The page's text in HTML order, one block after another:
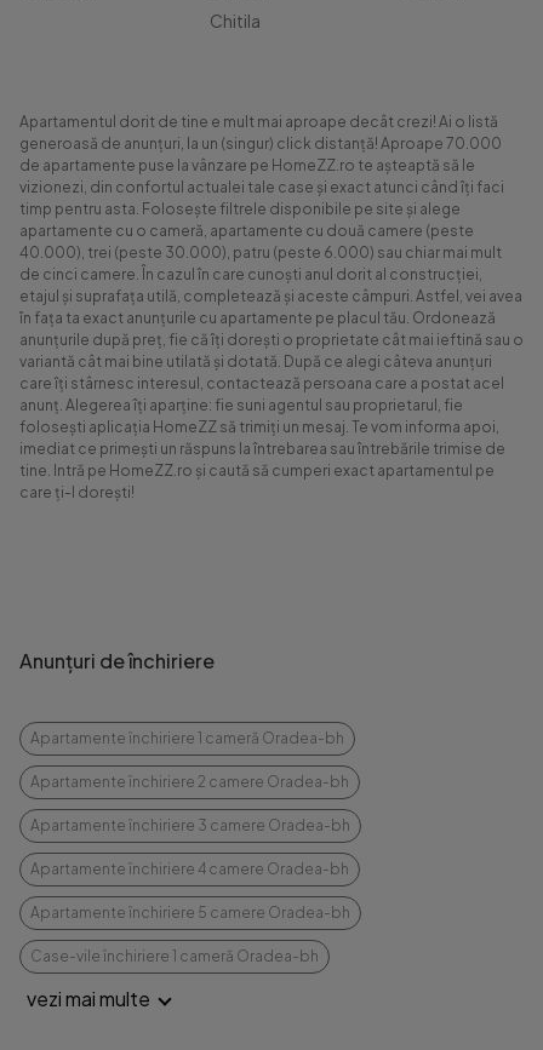
Chitila
Apartamentul dorit de tine e mult mai aproape decât crezi! Ai o listă
generoasă de anunțuri, la un (singur) click distanță! Aproape 70.000
de apartamente puse la vânzare pe HomeZZ.ro te așteaptă să le
vizionezi, din confortul actualei tale case și exact atunci când îți faci
timp pentru asta. Folosește filtrele disponibile pe site și alege
apartamente cu o cameră, apartamente cu două camere (peste
40.000), trei (peste 30.000), patru (peste 6.000) sau chiar mai mult
de cinci camere. În cazul în care cunoști anul dorit al construcției,
etajul și suprafața utilă, completează și aceste câmpuri. Astfel, vei avea
în fața ta exact anunțurile cu apartamente pe placul tău. Ordonează
anunțurile după preț, fie că îți dorești o proprietate cât mai ieftină sau o
variantă cât mai bine utilată și dotată. După ce alegi câteva anunțuri
care îți stârnesc interesul, contactează persoana care a postat acel
anunț. Alegerea îți aparține: fie suni agentul sau proprietarul, fie
folosești aplicația HomeZZ să trimiți un mesaj. Te vom informa apoi,
imediat ce primești un răspuns la întrebarea sau întrebările trimise de
tine. Intră pe HomeZZ.ro și caută să cumperi exact apartamentul pe
care ți-l dorești!
Anunțuri de închiriere
Apartamente închiriere 1 cameră Oradea-bh
Apartamente închiriere 2 camere Oradea-bh
Apartamente închiriere 3 camere Oradea-bh
Apartamente închiriere 4 camere Oradea-bh
Apartamente închiriere 5 camere Oradea-bh
Case-vile închiriere 1 cameră Oradea-bh
vezi mai multe